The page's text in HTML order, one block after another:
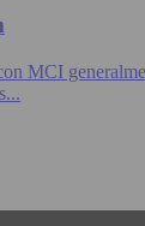
MCI